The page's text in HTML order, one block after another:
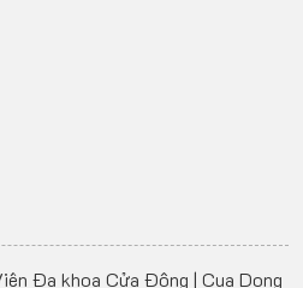
Đa khoa Cửa Đông | Cua Dong